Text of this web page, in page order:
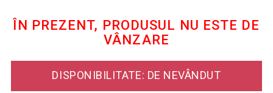
ÎN PREZENT, PRODUSUL NU ESTE DE
VÂNZARE
DISPONIBILITATE: DE NEVÂNDUT